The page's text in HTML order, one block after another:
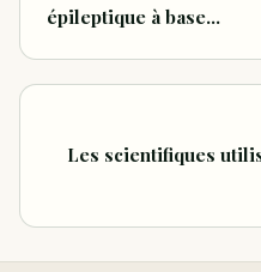
épileptique à base…
Les scientifiques